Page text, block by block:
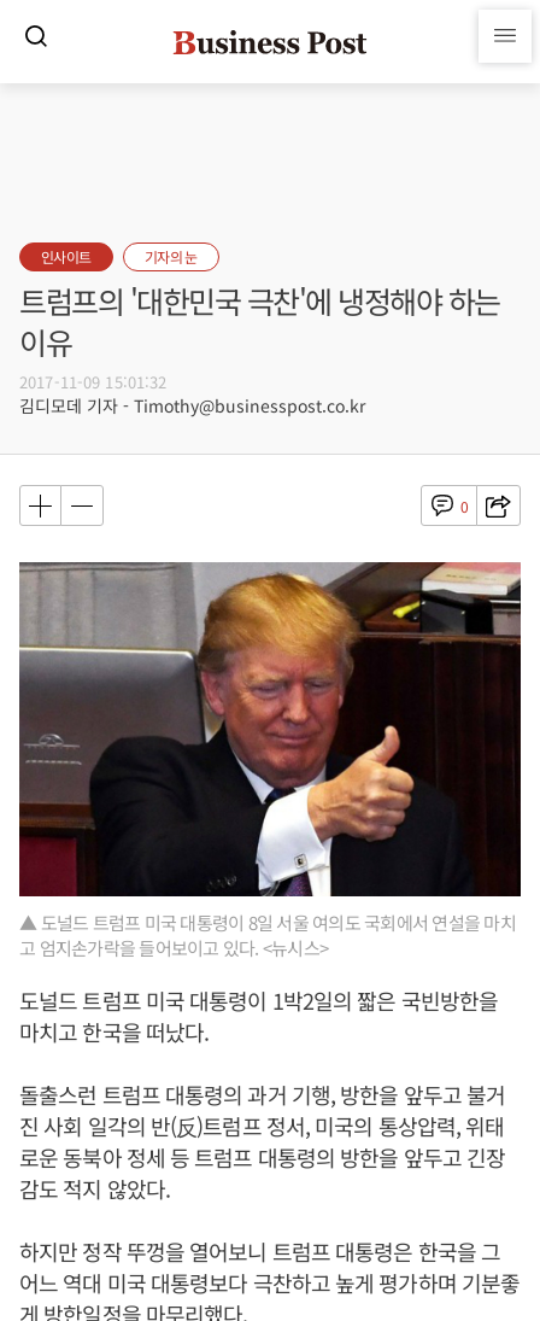
인사이트 기자의 눈
트럼프의 '대한민국 극찬'에 냉정해야 하는
이유
2017-11-09 15:01:32
김디모데 기자 - Timothy@businesspost.co.kr
0
▲ 도널드 트럼프 미국 대통령이 8일 서울 여의도 국회에서 연설을 마치
고 엄지손가락을 들어보이고 있다. <뉴시스>
도널드 트럼프 미국 대통령이 1박2일의 짧은 국빈방한을
마치고 한국을 떠났다.
돌출스런 트럼프 대통령의 과거 기행, 방한을 앞두고 불거
진 사회 일각의 반(反)트럼프 정서, 미국의 통상압력, 위태
로운 동북아 정세 등 트럼프 대통령의 방한을 앞두고 긴장
감도 적지 않았다.
하지만 정작 뚜껑을 열어보니 트럼프 대통령은 한국을 그
어느 역대 미국 대통령보다 극찬하고 높게 평가하며 기분좋
게 방한일정을 마무리했다.